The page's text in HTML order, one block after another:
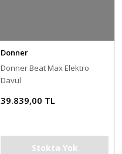
Donner
Donner Beat Max Elektro
Davul
39.839,00 TL
Stokta Yok